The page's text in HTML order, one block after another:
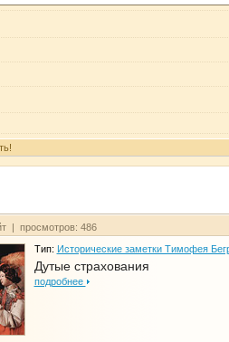
| просмотров: 486
Тип: Исторические заметки Тимофея
Дутые страхования
подробнее